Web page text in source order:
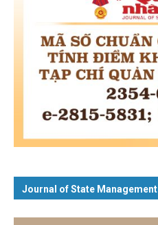
Journal of State Management